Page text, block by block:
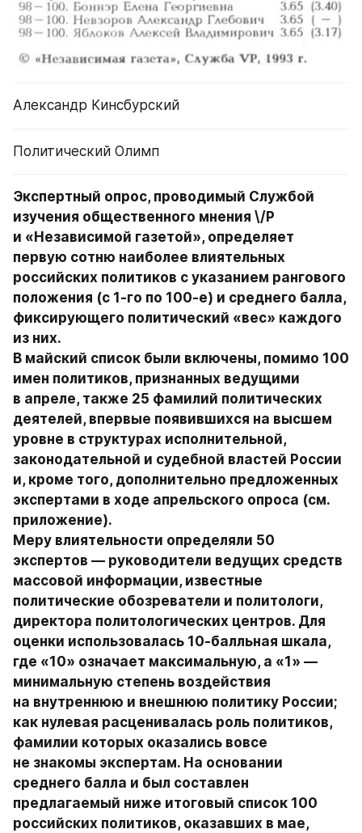
Александр Кинсбурский
Политический Олимп
Экспертный опрос, проводимый Службой
изучения общественного мнения \/Р
и «Независимой газетой», определяет
первую сотню наиболее влиятельных
российских политиков с указанием рангового
положения (с 1-го по 100-е) и среднего балла,
фиксирующего политический «вес» каждого
из них.
В майский список были включены, помимо 100
имен политиков, признанных ведущими
в апреле, также 25 фамилий политических
деятелей, впервые появившихся на высшем
уровне в структурах исполнительной,
законодательной и судебной властей России
и, кроме того, дополнительно предложенных
экспертами в ходе апрельского опроса (см.
приложение).
Меру влиятельности определяли 50
экспертов — руководители ведущих средств
массовой информации, известные
политические обозреватели и политологи,
директора политологических центров. Для
оценки использовалась 10-балльная шкала,
где «10» означает максимальную, а «1» —
минимальную степень воздействия
на внутреннюю и внешнюю политику России;
как нулевая расценивалась роль политиков,
фамилии которых оказались вовсе
не знакомы экспертам. На основании
среднего балла и был составлен
предлагаемый ниже итоговый список 100
российских политиков, оказавших в мае,